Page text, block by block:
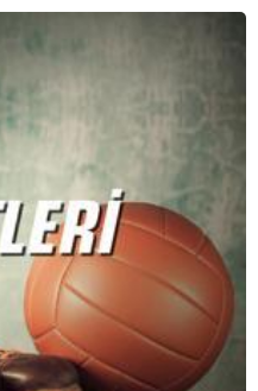
isimleriyle